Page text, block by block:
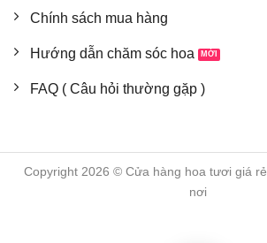
Chính sách mua hàng
Hướng dẫn chăm sóc hoa
FAQ ( Câu hỏi thường gặp )
Copyright 2026 © Cửa hàng hoa tươi giá
nơi